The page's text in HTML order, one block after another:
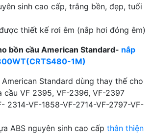
sinh cao cấp, trắng bền, đẹp, tuổi
thiết kế rơi êm (nắp hơi đóng êm)
bồn cầu American Standard- nắp
1M)
Standard dùng thay thế cho
cầu VF 2395, VF-2396, VF-2397
2314-VF-1858-VF-2714-VF-2797-VF-
ABS nguyên sinh cao cấp thân thiện